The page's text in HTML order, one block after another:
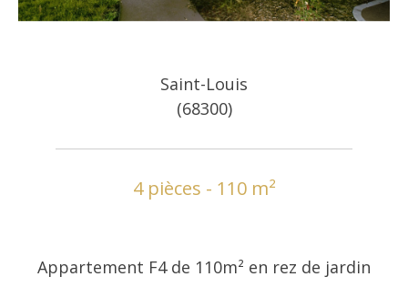
Saint-Louis
(68300)
4 pièces - 110 m²
Appartement F4 de 110m² en rez de jardin
COUPS DE COEUR EXCLUSIVITÉS
NOUVEAUTÉS